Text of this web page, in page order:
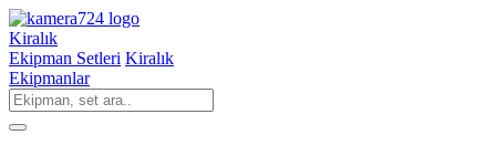
Kiralık
Ekipman Setleri Kiralık
Ekipmanlar